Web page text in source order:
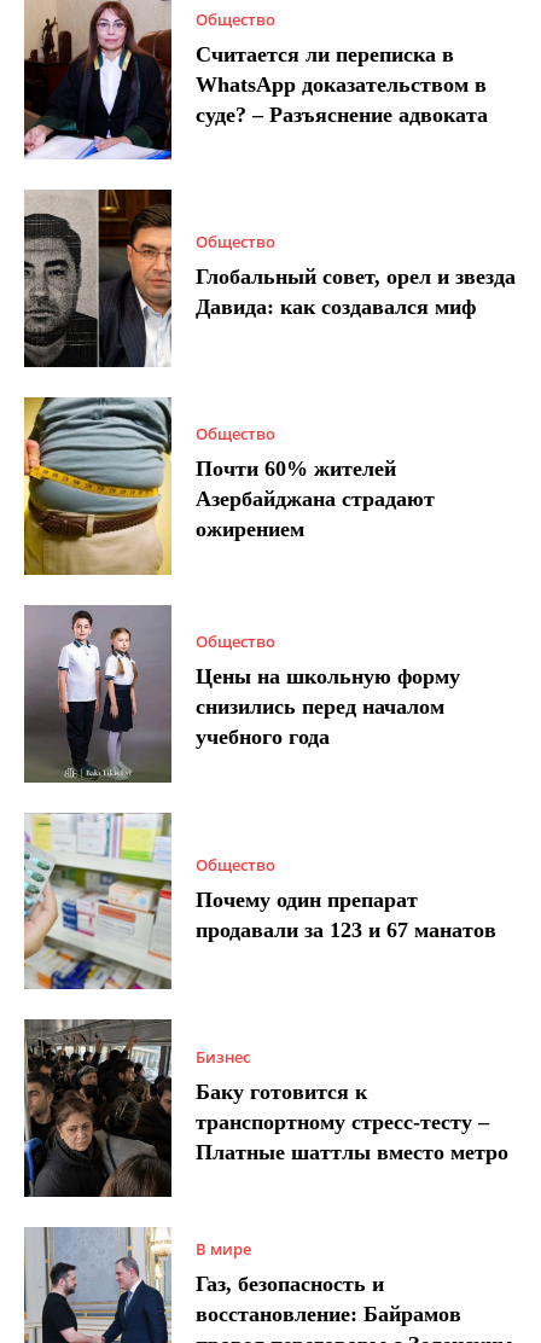
Общество
Считается ли переписка в
WhatsApp доказательством в
суде? – Разъяснение адвоката
Общество
Глобальный совет, орел и звезда
Давида: как создавался миф
Общество
Почти 60% жителей
Азербайджана страдают
ожирением
Общество
Цены на школьную форму
снизились перед началом
учебного года
Общество
Почему один препарат
продавали за 123 и 67 манатов
Бизнес
Баку готовится к
транспортному стресс-тесту –
Платные шаттлы вместо метро
В мире
Газ, безопасность и
восстановление: Байрамов